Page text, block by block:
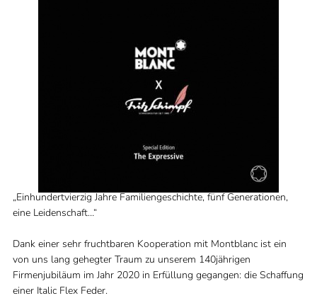
„Einhundertvierzig Jahre Familiengeschichte, fünf Generationen,
eine Leidenschaft…“
Dank einer sehr fruchtbaren Kooperation mit Montblanc ist ein
von uns lang gehegter Traum zu unserem 140jährigen
Firmenjubiläum im Jahr 2020 in Erfüllung gegangen: die Schaffung
einer Italic Flex Feder.